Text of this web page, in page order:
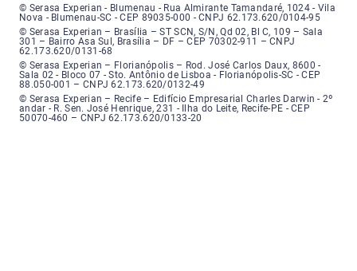
Serasa Experian - Blumenau - Endereço: Rua Almirante Tamandaré,
© Serasa Experian - Blumenau - Rua Almirante Tamandaré, 1024 - Vila
Nova - Blumenau-SC - CEP 89035-000 - CNPJ 62.173.620/0104-95
Serasa Experian - Brasília, Endereço: Setor Comercial Norte, sem
© Serasa Experian – Brasília – ST SCN, S/N, Qd 02, Bl C, 109 – Sala
301 – Bairro Asa Sul, Brasília – DF – CEP 70302-911 – CNPJ
62.173.620/0131-68
Serasa Experian - Florianópolis, Endereço: Rodovia José Carlos, número
© Serasa Experian – Florianópolis – Rod. José Carlos Daux, 8600 -
Sala 02 - Bloco 07 - Sto. Antônio de Lisboa - Florianópolis-SC - CEP
88.050-001 – CNPJ 62.173.620/0132-49
Serasa Experian - Recife, Endereço: Edifício Empresarial Charles Darwin,
© Serasa Experian – Recife – Edifício Empresarial Charles Darwin - 2º
andar - R. Sen. José Henrique, 231 - Ilha do Leite, Recife-PE - CEP
50070-460 – CNPJ 62.173.620/0133-20